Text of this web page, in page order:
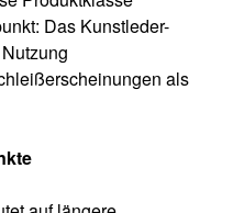
Das Kunstleder-
als